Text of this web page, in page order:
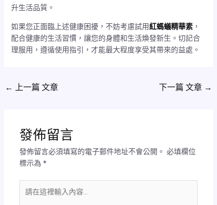
升生活品質。
如果您正面臨上述健康困擾，不妨考慮試用紅螞蟻精華素 ，
配合健康的生活習慣，讓您的身體和生活煥發新生。切記合
理服用，遵循使用指引，才能最大程度享受其帶來的益處。
← 上一篇 文章 下一篇 文章 →
發佈留言
發佈留言必須填寫的電子郵件地址不會公開。 必填欄位
標示為*
在